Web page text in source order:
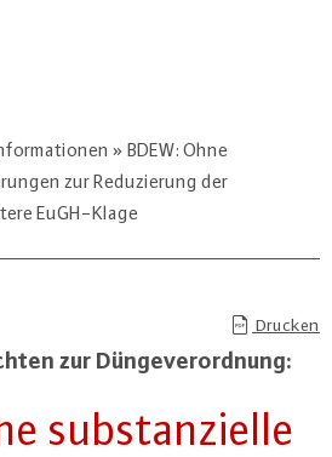
BDEW: Ohne
zur Reduzierung der
EuGH-Klage
Drucken
zur Dün­ge­ver­ord­nung:
sub­stan­zi­el­le